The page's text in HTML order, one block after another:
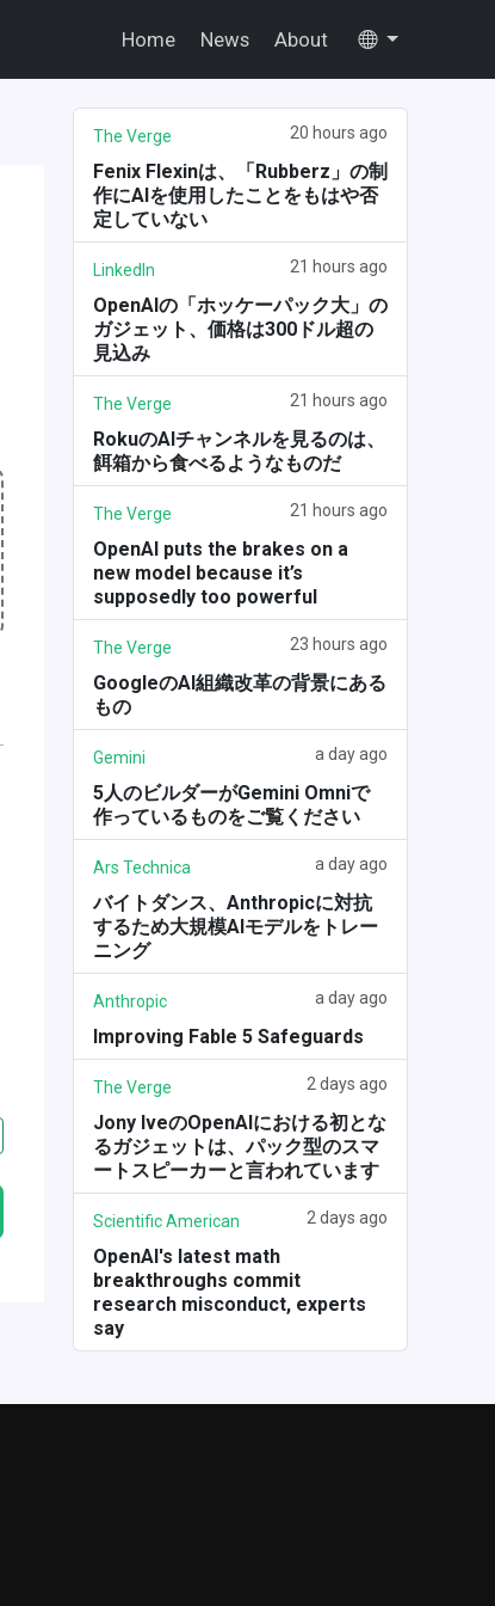
Home News About
The Verge 20 hours ago
Fenix Flexinは、「Rubberz」の制
作にAIを使用したことをもはや否
定していない
LinkedIn 21 hours ago
OpenAIの「ホッケーパック大」の
ガジェット、価格は300ドル超の
見込み
The Verge 21 hours ago
RokuのAIチャンネルを見るのは、
餌箱から食べるようなものだ
The Verge 21 hours ago
OpenAI puts the brakes on a
new model because it’s
supposedly too powerful
The Verge 23 hours ago
GoogleのAI組織改革の背景にある
もの
Gemini a day ago
5人のビルダーがGemini Omniで
作っているものをご覧ください
Ars Technica a day ago
バイトダンス、Anthropicに対抗
するため大規模AIモデルをトレー
ニング
Anthropic a day ago
Improving Fable 5 Safeguards
The Verge 2 days ago
Jony IveのOpenAIにおける初とな
るガジェットは、パック型のスマ
ートスピーカーと言われています
Scientific American 2 days ago
OpenAI's latest math
breakthroughs commit
research misconduct, experts
say